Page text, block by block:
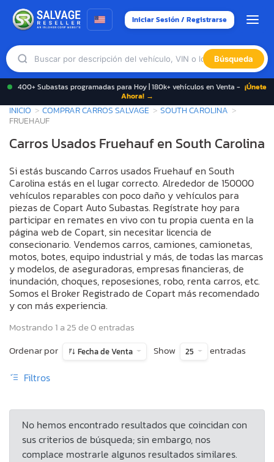
Iniciar Sesión / Registrarse
Búsqueda
400+ Subastas programadas para Hoy | 180k+ vehículos en Venta - ¡Únete
Ahora! →
INICIO COMPRAR CARROS SALVAGE
SOUTH CAROLINA
FRUEHAUF
Carros Usados Fruehauf en South Carolina
Si estás buscando Carros usados Fruehauf en South
Carolina estás en el lugar correcto. Alrededor de 150000
vehículos reparables con poco daño y vehículos para
piezas de Copart Auto Subastas. Regístrate hoy para
participar en remates en vivo con tu propia cuenta en la
página web de Copart, sin necesitar licencia de
consecionario. Vendemos carros, camiones, camionetas,
motos, botes, equipo industrial y más, de todas las marcas
y modelos, de aseguradoras, empresas financieras, de
inundación, choques, reposesiones, robo, renta carros, etc.
Somos el Broker Registrado de Copart más recomendado
y con más experiencia.
Mostrando 1 a 25 de 0 entradas
Ordenar por
Fecha de Venta Show 25 entradas
Filtros
No hemos encontrado resultados que coincidan con
sus criterios de búsqueda; sin embargo, nos
complace mostrarle algunos resultados similares.